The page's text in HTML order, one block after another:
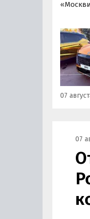
на
Москве
07
07